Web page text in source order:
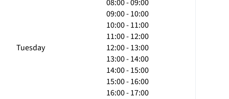
Tuesday
08:00 - 09:00
09:00 - 10:00
10:00 - 11:00
11:00 - 12:00
12:00 - 13:00
13:00 - 14:00
14:00 - 15:00
15:00 - 16:00
16:00 - 17:00